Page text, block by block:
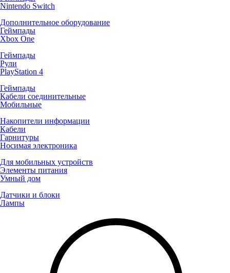
Nintendo Switch
Дополнительное оборудование
Геймпады
Xbox One
Геймпады
Рули
PlayStation 4
Геймпады
Кабели соединительные
Мобильные
Накопители информации
Кабели
Гарнитуры
Носимая электроника
Для мобильных устройств
Элементы питания
Умный дом
Датчики и блоки
Лампы